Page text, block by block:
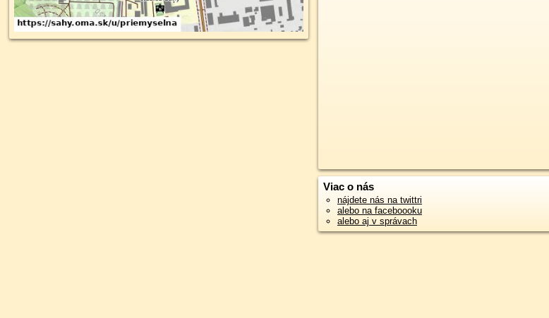
Viac o nás
nájdete nás na twittri
alebo na faceboooku
alebo aj v správach